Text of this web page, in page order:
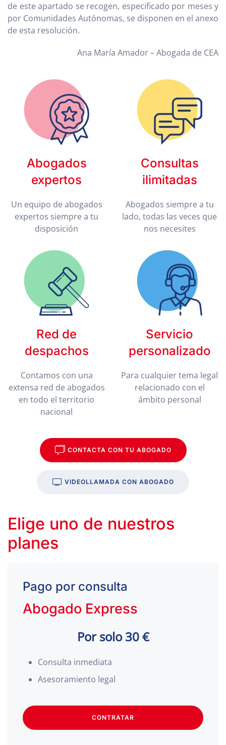
de este apartado se recogen, especificado por meses y
por Comunidades Autónomas, se disponen en el anexo
de esta resolución.
Ana María Amador – Abogada de CEA
Abogados
expertos
Un equipo de abogados
expertos siempre a tu
disposición
Consultas
ilimitadas
Abogados siempre a tu
lado, todas las veces que
nos necesites
Red de
despachos
Contamos con una
extensa red de abogados
en todo el territorio
nacional
Servicio
personalizado
Para cualquier tema legal
relacionado con el
ámbito personal
CONTACTA CON TU ABOGADO
VIDEOLLAMADA CON ABOGADO
Elige uno de nuestros
planes
Pago por consulta
Abogado Express
Por solo 30 €
Consulta inmediata
Asesoramiento legal
CONTRATAR